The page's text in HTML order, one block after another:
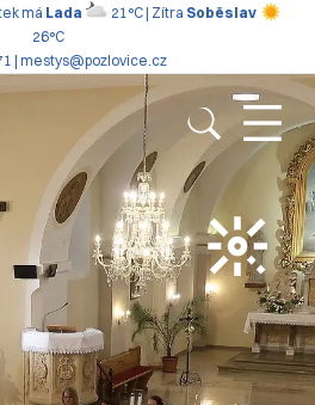
| mestys@pozlovice.cz
má Lada 21°C | Zítra Soběslav
26°C